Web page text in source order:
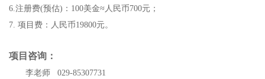
6.注册费(预估)：100美金≈人民币700元；
7. 项目费：人民币19800元。
项目咨询：
李老师 029-85307731